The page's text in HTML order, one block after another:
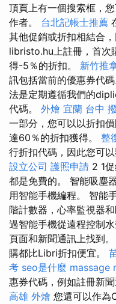
頂頁上有一個搜索框，
作者。 台北記帳士推薦
其他促銷或折扣相結合
libristo.hu上註冊，首次
得-5％的折扣。 新竹推
訊包括當前的優惠券代碼
法是定期遵循我們的
代碼。 外燴 宜蘭 台中
一部分，您可以以折扣
達60％的折扣獲得。 整
行折扣代碼，因此您可
設立公司 護照申請 2 1
都是免費的。 智能吸塵
用智能手機編程。 智能
階計數器，心率監視器
過智能手機從遠程控制
頁面和新聞通訊上找到。
購都比Libri折扣便宜。
考 seo是什麼 massage
惠券代碼，例如註冊新聞
高雄 外燴 您還可以作為